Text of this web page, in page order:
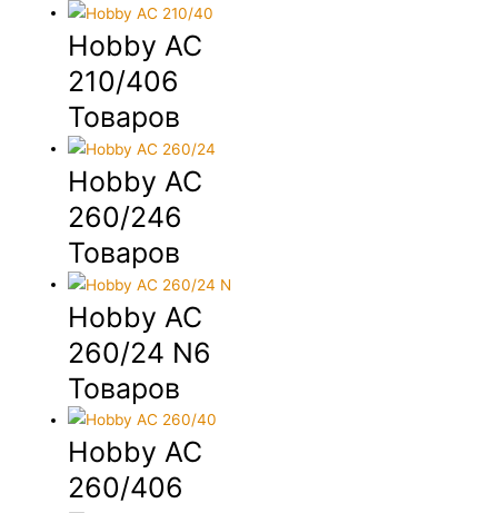
Hobby AC
210/406
Товаров
Hobby AC
260/246
Товаров
Hobby AC
260/24 N6
Товаров
Hobby AC
260/406